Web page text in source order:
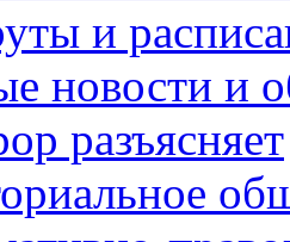
и
новости и
разъясняет